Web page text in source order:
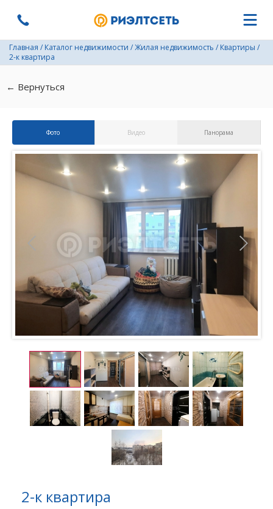
Главная / Каталог недвижимости /Жилая недвижимость / Квартиры /
2-к квартира
← Вернуться
Фото Видео Панорама
2-к квартира